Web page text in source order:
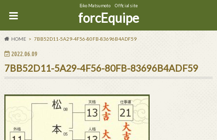
Eiko Matsumoto Official site
forcEquipe
HOME 7BB52D11-5A29-4F56-80FB-83696B4ADF59
2022.06.09
7BB52D11-5A29-4F56-80FB-83696B4ADF59